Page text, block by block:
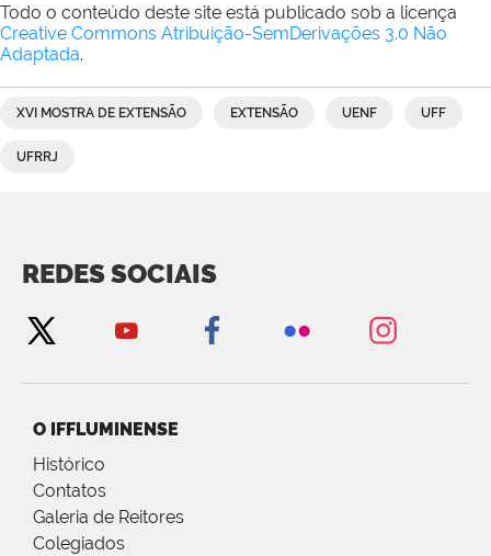
Todo o conteúdo deste site está publicado sob a licença
Creative Commons Atribuição-SemDerivações 3.0 Não
Adaptada.
XVI MOSTRA DE EXTENSÃO EXTENSÃO UENF UFF
UFRRJ
REDES SOCIAIS
O IFFLUMINENSE
Histórico
Contatos
Galeria de Reitores
Colegiados